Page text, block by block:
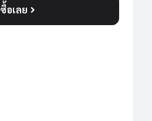
ซื้อเลย